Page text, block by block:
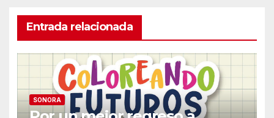
Entrada relacionada
SONORA